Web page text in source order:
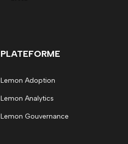
PLATEFORME
Lemon Adoption
Lemon Analytics
Lemon Gouvernance